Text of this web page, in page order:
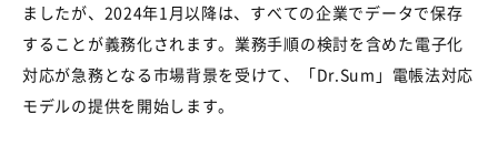
ましたが、2024年1月以降は、すべての企業でデータで保存
することが義務化されます。業務手順の検討を含めた電子化
対応が急務となる市場背景を受けて、「Dr.Sum」電帳法対応
モデルの提供を開始します。